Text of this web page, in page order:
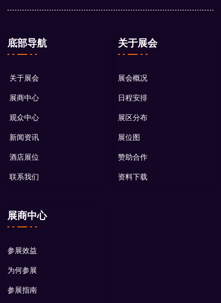
底部导航
关于展会
展商中心
观众中心
新闻资讯
酒店展位
联系我们
关于展会
展会概况
日程安排
展区分布
展位图
赞助合作
资料下载
展商中心
参展效益
为何参展
参展指南